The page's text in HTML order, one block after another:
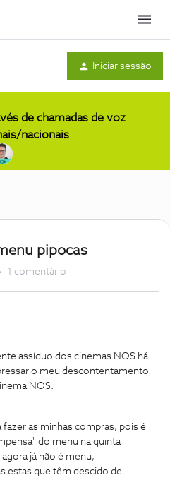
Menu
Iniciar sessão
de chamadas de voz
nacionais
pipocas
1 comentário
assíduo dos cinemas NOS há
o meu descontentamento
NOS.
fazer as minhas compras, pois é
do menu na quinta
já não é menu,
estas que têm descido de